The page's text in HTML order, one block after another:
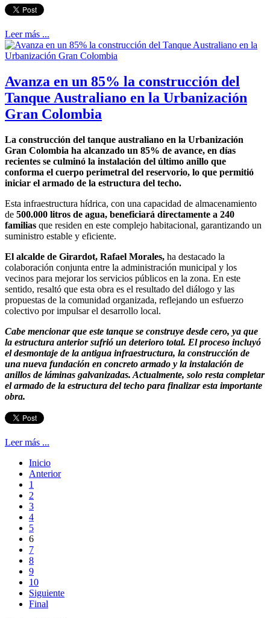
Leer más ...
Avanza en un 85% la construcción del
Tanque Australiano en la Urbanización
Gran Colombia
La construcción del tanque australiano en la Urbanización
Gran Colombia ha alcanzado un 85% de avance, en días
recientes se culminó la instalación del último anillo que
conforma el cuerpo perimetral del reservorio, lo que permitió
iniciar el armado de la estructura del techo.
Esta infraestructura hídrica, con una capacidad de almacenamiento
de 500.000 litros de agua, beneficiará directamente a 240
familias que residen en este complejo habitacional, garantizando un
suministro estable y eficiente.
El alcalde de Girardot, Rafael Morales, ha destacado la
colaboración conjunta entre la administración municipal y los
vecinos para mejorar los servicios públicos en la zona. En este
sentido, resaltó que esta obra es el resultado del diálogo y las
propuestas de la comunidad organizada, reflejando un esfuerzo
colectivo por impulsar el desarrollo local.
Cabe mencionar que este tanque se construye desde cero, ya que
la estructura anterior sufrió un deterioro total. El proceso incluyó
el desmontaje de la antigua infraestructura, la construcción de
una nueva fundación en concreto armado y la instalación de
anillos de láminas galvanizadas. Actualmente, solo resta completar
el armado de la estructura del techo para finalizar esta importante
obra.
Leer más ...
Inicio
Anterior
1
2
3
4
5
6
7
8
9
10
Siguiente
Final